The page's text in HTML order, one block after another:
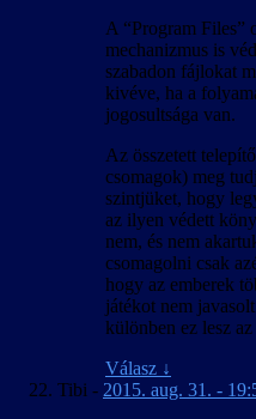
A “Program Files”
mechanizmus is
szabadon fájlokat
kivéve, ha a
jogosultsága van.
Az összetett
csomagok) meg
szintjüket, hogy
az ilyen védett
nem, és nem
csomagolni csak
hogy az emberek
játékot nem
különben ez lesz
Válasz ↓
Tibi - 2015. aug. 31. -